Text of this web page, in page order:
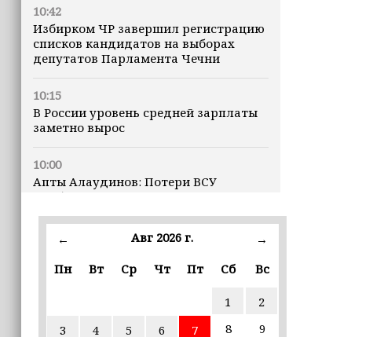
10:42
Избирком ЧР завершил регистрацию
списков кандидатов на выборах
депутатов Парламента Чечни
10:15
В России уровень средней зарплаты
заметно вырос
10:00
Апты Алаудинов: Потери ВСУ
приближаются к отметке в 2,5
Трамп построит военную базу в Газе
Дмитрий Чернышенко: Порядка 110
← Авг 2026 г.
→
Пн
Вт Ср Чт Пт Сб Вс
1
2
3
4 5 6 7 8
9